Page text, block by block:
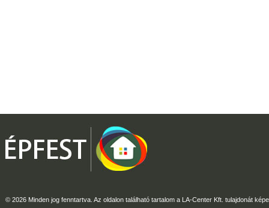
© 2026 Minden jog fenntartva. Az oldalon található tartalom a LA-Center Kft. tulajdonát